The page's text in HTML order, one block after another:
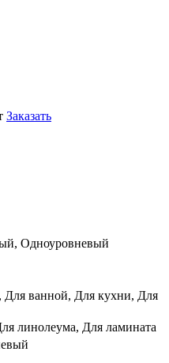
Заказать
Одноуровневый
Для ванной, Для кухни, Для
линолеума, Для ламината